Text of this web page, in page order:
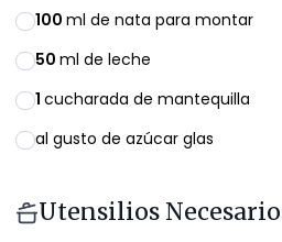
100 ml de nata para montar
50 ml de leche
1 cucharada de mantequilla
al gusto de azúcar glas
Utensilios